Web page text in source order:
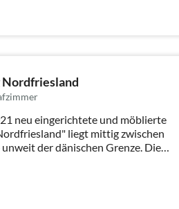
neu eingerichtete und möblierte
liegt mittig zwischen
der dänischen Grenze. Die